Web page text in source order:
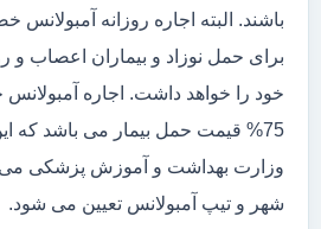
باشند. البته اجاره روزانه
برای حمل نوزاد و بیماران اعصاب
خود را خواهد داشت. اجاره
75% قیمت حمل بیمار می باشد که
وزارت بهداشت و آموزش پزشکی می
شهر و تیپ آمبولانس تعیین می شود.